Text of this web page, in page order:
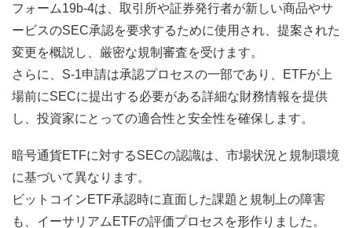
フォーム19b-4は、取引所や証券発行者が新しい商品やサ
ービスのSEC承認を要求するために使用され、提案された
変更を概説し、厳密な規制審査を受けます。
さらに、S-1申請は承認プロセスの一部であり、ETFが上
場前にSECに提出する必要がある詳細な財務情報を提供
し、投資家にとっての適合性と安全性を確保します。
暗号通貨ETFに対するSECの認識は、市場状況と規制環境
に基づいて異なります。
ビットコインETF承認時に直面した課題と規制上の障害
も、イーサリアムETFの評価プロセスを形作りました。